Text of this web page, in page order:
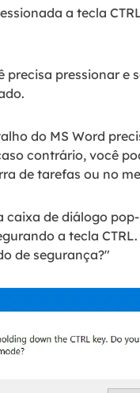
a tecla
precisa pressionar e
do MS Word
contrário, você
de tarefas ou no
caixa de diálogo
a tecla
de segurança?"